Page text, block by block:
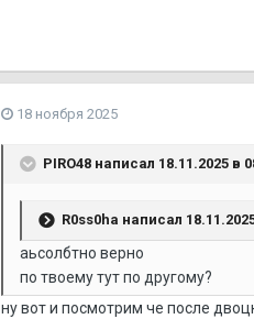
18 ноября 2025
PIRO48 написал 18.11.2025 в
R0ss0ha написал
аьсолбтно верно
по твоему тут по другому?
ну вот и посмотрим че после